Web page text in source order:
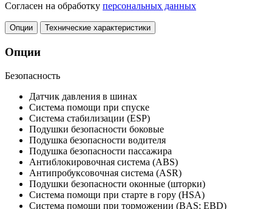
Согласен на обработку персональных данных
Опции Технические характеристики
Опции
Безопасность
Датчик давления в шинах
Система помощи при спуске
Система стабилизации (ESP)
Подушки безопасности боковые
Подушка безопасности водителя
Подушка безопасности пассажира
Антиблокировочная система (ABS)
Антипробуксовочная система (ASR)
Подушки безопасности оконные (шторки)
Система помощи при старте в гору (HSA)
Система помощи при торможении (BAS; EBD)